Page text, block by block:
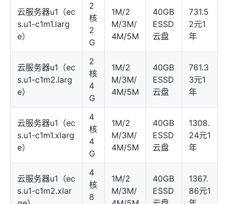
云服务器u1（ec
s.u1-c1m1.larg
e）
2
核
2
G
1M/2
M/3M/
4M/5M
40GB
ESSD
云盘
731.5
2元1
年
云服务器u1（ec
s.u1-c1m2.larg
e）
2
核
4
G
1M/2
M/3M/
4M/5M
40GB
ESSD
云盘
761.3
3元1
年
云服务器u1（ec
s.u1-c1m1.xlarg
e）
4
核
4
G
1M/2
M/3M/
4M/5M
40GB
ESSD
云盘
1308.
24元1
年
云服务器u1（ec
s.u1-c1m2.xlar
4
核
8
1M/2
M/3M/
40GB
ESSD
1367.
86元1